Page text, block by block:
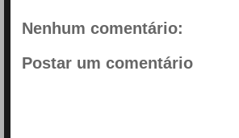
Nenhum comentário:
Postar um comentário